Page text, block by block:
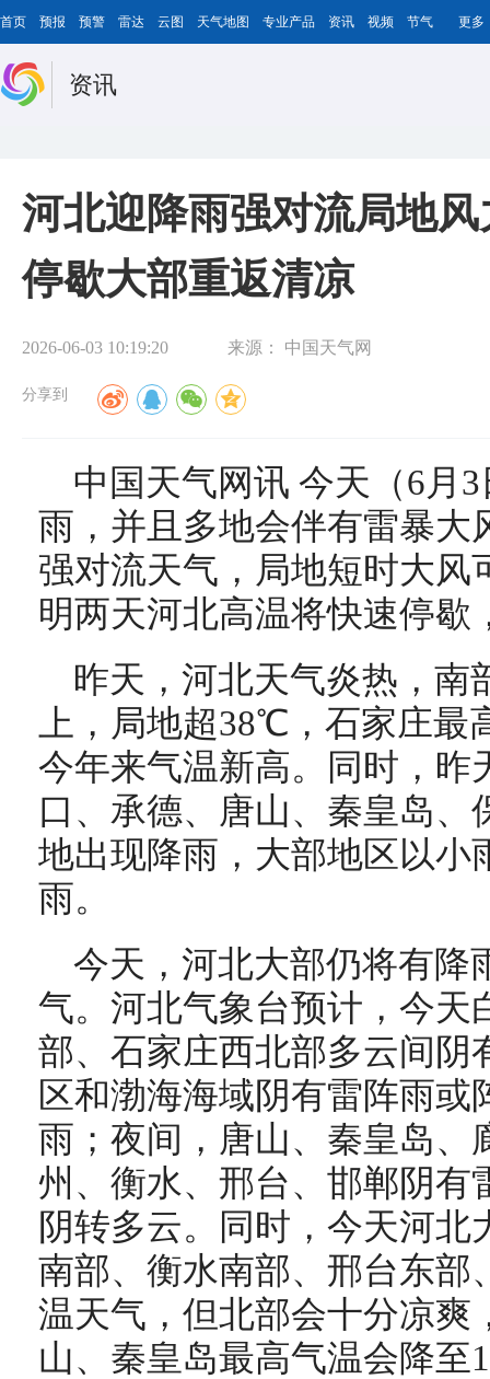
首页 预报 预警 雷达 云图 天气地图 专业产品 资讯 视频 节气 更多
资讯
河北迎降雨强对流局地
停歇大部重返清凉
2026-06-03 10:19:20 来源： 中国天气网
分享到
中国天气网讯 今天（6月
雨，并且多地会伴有雷暴大
强对流天气，局地短时大风
明两天河北高温将快速停歇
昨天，河北天气炎热，
上，局地超38℃，石家庄
今年来气温新高。
同时，昨
口、承德、唐山、秦皇岛、
地出现降雨，大部地区以小
雨。
今天，河北大部仍将有降
气。河北气象台预计，今天
部、石家庄西北部多云间阴
区和渤海海域阴有雷阵雨
雨；夜间，唐山、秦皇岛、
州、衡水、邢台、邯郸阴有
阴转多云。同时，今天河
南部、衡水南部、邢台东部
温天气，但北部会十分凉爽
山、秦皇岛最高气温会降